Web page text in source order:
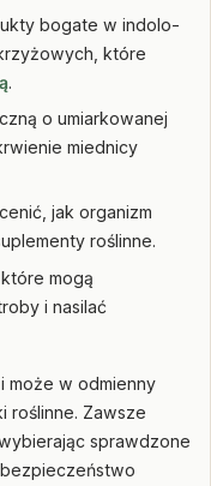
bogate w indolo-
które
.
o umiarkowanej
miednicy
jak organizm
roślinne.
mogą
i nasilać
może w odmienny
roślinne. Zawsze
sprawdzone